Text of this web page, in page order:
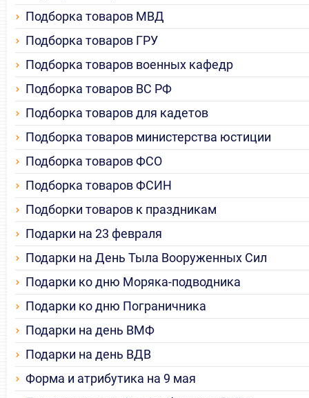
Подборка товаров МВД
Подборка товаров ГРУ
Подборка товаров военных кафедр
Подборка товаров ВС РФ
Подборка товаров для кадетов
Подборка товаров министерства юстиции
Подборка товаров ФСО
Подборка товаров ФСИН
Подборки товаров к праздникам
Подарки на 23 февраля
Подарки на День Тыла Вооруженных Сил
Подарки ко дню Моряка-подводника
Подарки ко дню Пограничника
Подарки на день ВМФ
Подарки на день ВДВ
Форма и атрибутика на 9 мая